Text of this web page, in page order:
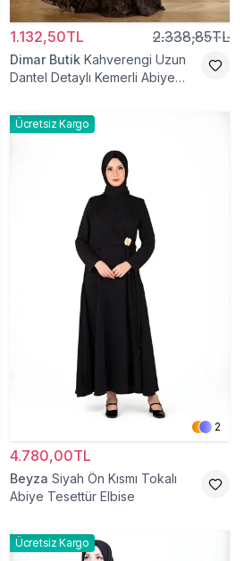
1.132,50TL 2.338,85TL
Dimar Butik Kahverengi Uzun
Dantel Detaylı Kemerli Abiye
Ücretsiz Kargo
2
4.780,00TL
Beyza Siyah Ön Kısmı Tokalı
Abiye Tesettür Elbise
Ücretsiz Kargo